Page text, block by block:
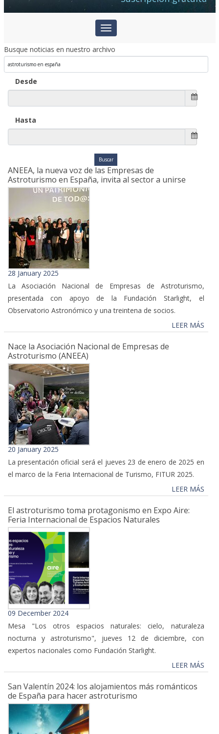
Busque noticias en nuestro archivo
Desde
Hasta
ANEEA, la nueva voz de las Empresas de
Astroturismo en España, invita al sector a unirse
28 January 2025
La Asociación Nacional de Empresas de Astroturismo,
presentada con apoyo de la Fundación Starlight, el
Observatorio Astronómico y una treintena de socios.
LEER MÁS
Nace la Asociación Nacional de Empresas de
Astroturismo (ANEEA)
20 January 2025
La presentación oficial será el jueves 23 de enero de 2025 en
el marco de la Feria Internacional de Turismo, FITUR 2025.
LEER MÁS
El astroturismo toma protagonismo en Expo Aire:
Feria Internacional de Espacios Naturales
09 December 2024
Mesa "Los otros espacios naturales: cielo, naturaleza
nocturna y astroturismo", jueves 12 de diciembre, con
expertos nacionales como Fundación Starlight.
LEER MÁS
San Valentín 2024: los alojamientos más románticos
de España para hacer astroturismo